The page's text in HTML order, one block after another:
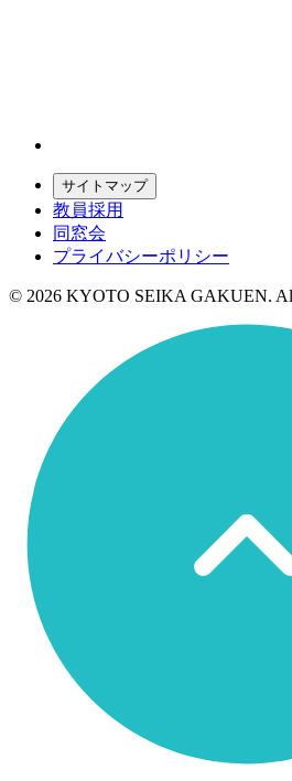
サイトマップ
教員採用
同窓会
プライバシーポリシー
© 2026 KYOTO SEIKA GAKUEN. All